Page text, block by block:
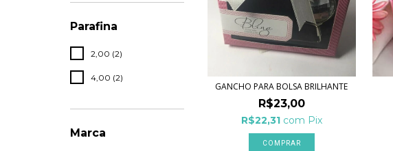
Parafina
2,00 (2)
4,00 (2)
Marca
GANCHO PARA BOLSA BRILHANTE
R$23,00
R$22,31 com Pix